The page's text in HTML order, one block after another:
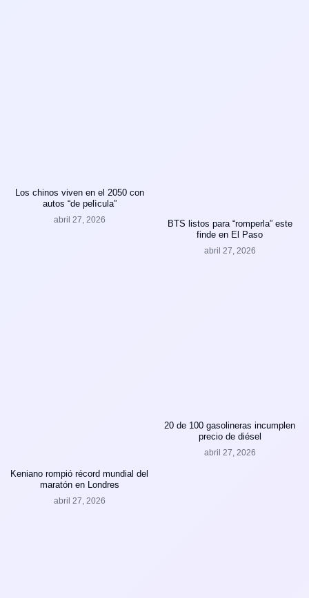
Los chinos viven en el 2050 con
autos “de pelìcula”
abril 27, 2026
BTS listos para “romperla” este
finde en El Paso
abril 27, 2026
Keniano rompió récord mundial del
maratón en Londres
abril 27, 2026
20 de 100 gasolineras incumplen
precio de diésel
abril 27, 2026